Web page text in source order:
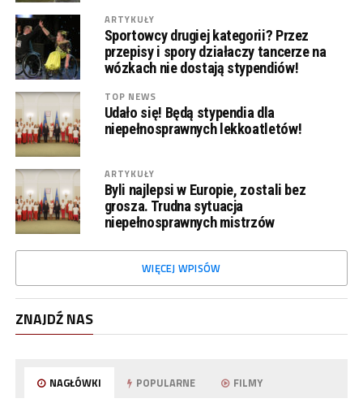
ARTYKUŁY
Sportowcy drugiej kategorii? Przez
przepisy i spory działaczy tancerze na
wózkach nie dostają stypendiów!
TOP NEWS
Udało się! Będą stypendia dla
niepełnosprawnych lekkoatletów!
ARTYKUŁY
Byli najlepsi w Europie, zostali bez
grosza. Trudna sytuacja
niepełnosprawnych mistrzów
WIĘCEJ WPISÓW
ZNAJDŹ NAS
NAGŁÓWKI POPULARNE FILMY